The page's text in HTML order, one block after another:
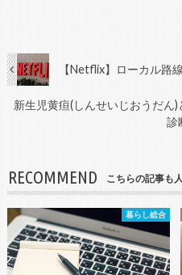
【Netflix】ローカル路
新生児黄疸(しんせいじおうだん
診
RECOMMEND こちらの記事も
暮らし総合